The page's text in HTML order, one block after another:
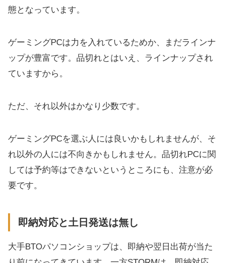
態となっています。
ゲーミングPCは力を入れているためか、まだラインナ
ップが豊富です。品切れとはいえ、ラインナップされ
ていますから。
ただ、それ以外はかなり少数です。
ゲーミングPCを選ぶ人には良いかもしれませんが、そ
れ以外の人には不向きかもしれません。品切れPCに関
しては予約等はできないというところにも、注意が必
要です。
即納対応と土日発送は無し
大手BTOパソコンショップは、即納や翌日出荷が当た